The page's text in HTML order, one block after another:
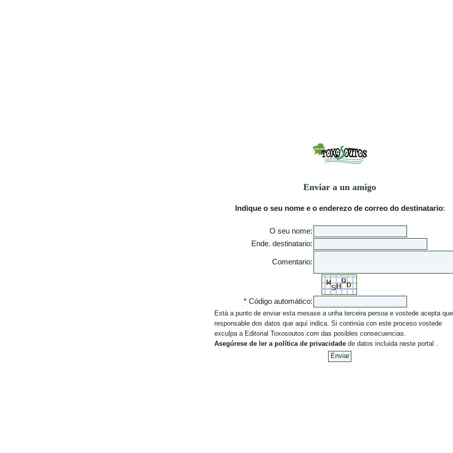
Enviar a un amigo
Indique o seu nome e o enderezo de correo do destinatario:
O seu nome:
Ende. destinatario:
Comentario:
* Código automático:
Está a punto de enviar esta mesaxe a unha terceira persoa e vostede acepta
responsable dos datos que aquí indica. Si continúa con este proceso vostede
exculpa a Editorial Toxosoutos.com das posibles consecuencias.
Asegúrese de ler a política de privacidade de datos incluida neste portal .